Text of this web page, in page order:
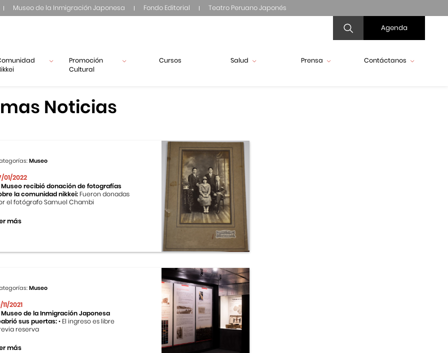
Museo de la Inmigración Japonesa Fondo Editorial Teatro Peruano Japonés
Agenda
Promoción
Cultural
Cursos Salud Prensa Contáctanos
Noticias
Museo
01/2022
Museo recibió donación de fotografías
la comunidad nikkei: Fueron donadas
el fotógrafo Samuel Chambi
más
Museo
11/2021
Museo de la Inmigración Japonesa
sus puertas:• El ingreso es libre
reserva
más